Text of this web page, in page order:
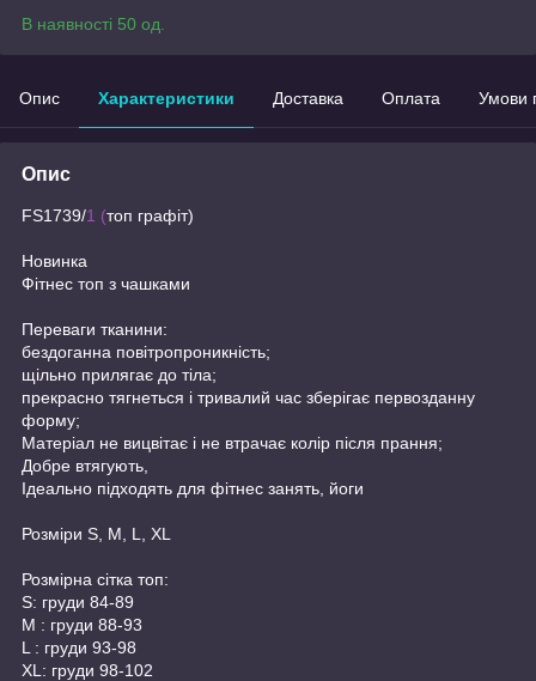
В наявності 50 од.
Опис Характеристики Доставка Оплата Умови
Опис
FS1739/1 (топ графіт)
Новинка
Фітнес топ з чашками
Переваги тканини:
бездоганна повітропроникність;
щільно прилягає до тіла;
прекрасно тягнеться і тривалий час зберігає первозданну
форму;
Матеріал не вицвітає і не втрачає колір після прання;
Добре втягують,
Ідеально підходять для фітнес занять, йоги
Розміри S, M, L, XL
Розмірна сітка топ:
S: груди 84-89
M : груди 88-93
L : груди 93-98
XL: груди 98-102